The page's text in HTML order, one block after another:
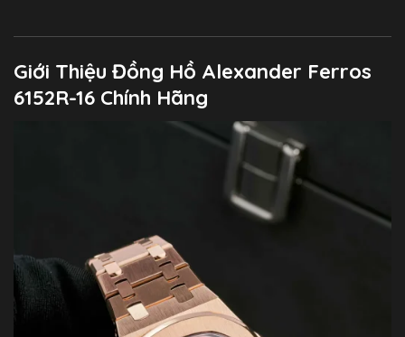
Giới Thiệu Đồng Hồ Alexander Ferros
6152R-16 Chính Hãng